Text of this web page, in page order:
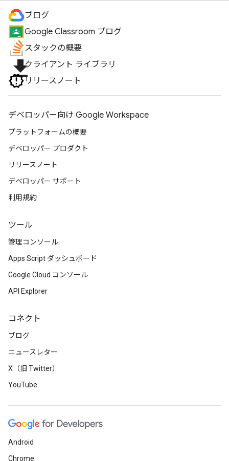
ブログ
Google Classroom ブログ
スタックの概要
file_downloadクライアント ライブラリ
リリースノート
デベロッパー向け Google Workspace
プラットフォームの概要
デベロッパー プロダクト
リリースノート
デベロッパー サポート
利用規約
ツール
管理コンソール
Apps Script ダッシュボード
Google Cloud コンソール
API Explorer
コネクト
ブログ
ニュースレター
X（旧 Twitter）
YouTube
Android
Chrome